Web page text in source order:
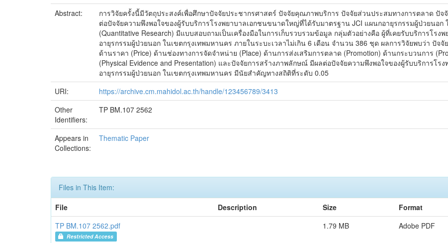
Abstract:
การวิจัยครั้งนี้มีวัตถุประสงค์เพื่อศึกษาปัจจัยประชากรศาสตร์ ปัจจัยคุณภาพบริการ ปัจจัยส่วนประสมทางการตลาด
ต่อปัจจัยความพึงพอใจของผู้รับบริการโรงพยาบาลเอกชนขนาดใหญ่ที่ได้รับมาตรฐาน JCI แผนกอายุรกรรมผู้ป่วยนอก
(Quantitative Research) มีแบบสอบถามเป็นเครื่องมือในการเก็บรวบรวมข้อมูล กลุ่มตัวอย่างคือ ผู้ที่เคยรับบริการโ
อายุรกรรมผู้ป่วยนอก ในเขตกรุงเทพมหานคร ภายในระบะเวลาไม่เกิน 6 เดือน จำนวน 386 ชุด ผลการวิจัยพบว่า ปั
ด้านราคา (Price) ด้านช่องทางการจัดจำหน่าย (Place) ด้านการส่งเสริมการตลาด (Promotion) ด้านกระบวนการ
(Physical Evidence and Presentation) และปัจจัยการสร้างภาพลักษณ์ มีผลต่อปัจจัยความพึงพอใจของผู้รับบริการโ
อายุรกรรมผู้ป่วยนอก ในเขตกรุงเทพมหานคร มีนัยสำคัญทางสถิติที่ระดับ 0.05
URI:
https://archive.cm.mahidol.ac.th/handle/123456789/3413
Other
Identifiers:
TP BM.107 2562
Appears in
Collections:
Thematic Paper
Files in This Item:
File
Description Size
Format
TP BM.107 2562.pdf
Restricted Access
1.79 MB Adobe PDF